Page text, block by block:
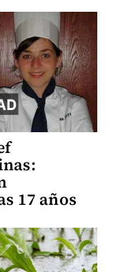
17 años